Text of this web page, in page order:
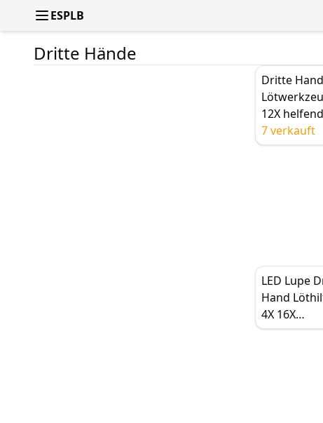
ESPLB
Dritte Hände
Dritte Hand
12X
Lötstation, 2
Clips,
7 verkauft
LED Lupe
Hand
4X 16X